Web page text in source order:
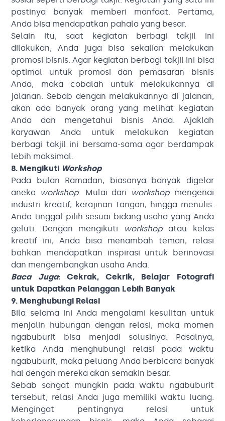
pastinya banyak memberi manfaat. Pertama,
Anda bisa mendapatkan pahala yang besar.
Selain itu, saat kegiatan berbagi takjil ini
dilakukan, Anda juga bisa sekalian melakukan
promosi bisnis. Agar kegiatan berbagi takjil ini bisa
optimal untuk promosi dan pemasaran bisnis
Anda, maka cobalah untuk melakukannya di
jalanan. Sebab dengan melakukannya di jalanan,
akan ada banyak orang yang melihat kegiatan
Anda dan mengetahui bisnis Anda. Ajaklah
karyawan Anda untuk melakukan kegiatan
berbagi takjil ini bersama-sama agar berdampak
lebih maksimal.
8. Mengikuti Workshop
Pada bulan Ramadan, biasanya banyak digelar
aneka workshop. Mulai dari workshop mengenai
industri kreatif, kerajinan tangan, hingga menulis.
Anda tinggal pilih sesuai bidang usaha yang Anda
geluti. Dengan mengikuti
workshopatau kelas
kreatif ini, Anda bisa menambah teman, relasi
bahkan mendapatkan inspirasi untuk berinovasi
dan mengembangkan usaha Anda.
Baca Juga: Cekrak, Cekrik, Belajar Fotografi
untuk Dapatkan Pelanggan Lebih Banyak
9. Menghubungi Relasi
Bila selama ini Anda mengalami kesulitan untuk
menjalin hubungan dengan relasi, maka momen
ngabuburit bisa menjadi solusinya. Pasalnya,
ketika Anda menghubungi relasi pada waktu
ngabuburit, maka peluang Anda berbicara banyak
hal dengan mereka akan semakin besar.
Sebab sangat mungkin pada waktu ngabuburit
tersebut, relasi Anda juga memiliki waktu luang.
Mengingat pentingnya relasi untuk